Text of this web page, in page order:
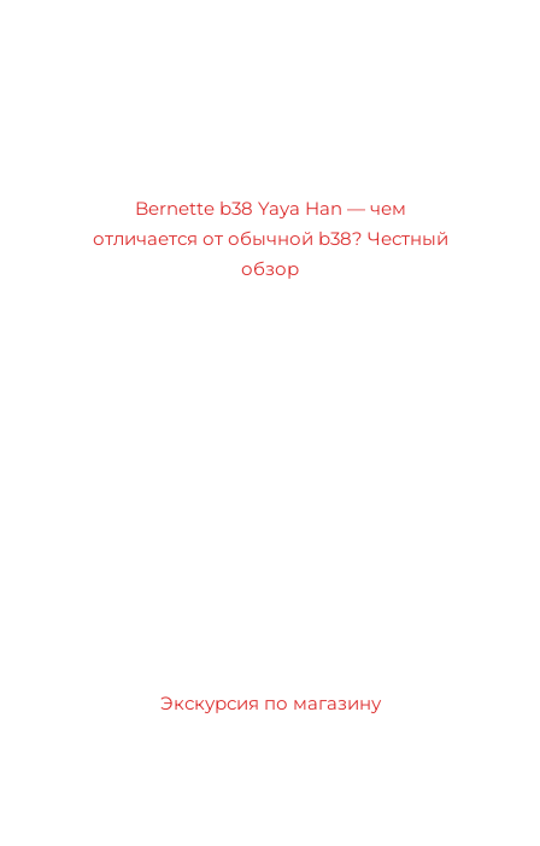
Bernette b38 Yaya Han — чем
отличается от обычной b38? Честный
обзор
Экскурсия по магазину